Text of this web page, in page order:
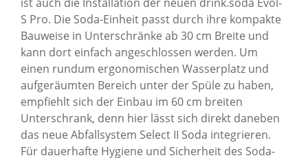
S Pro. Die Soda-Einheit passt durch ihre kompakte
Bauweise in Unterschränke ab 30 cm Breite und
kann dort einfach angeschlossen werden. Um
einen rundum ergonomischen Wasserplatz und
aufgeräumten Bereich unter der Spüle zu haben,
empfiehlt sich der Einbau im 60 cm breiten
Unterschrank, denn hier lässt sich direkt daneben
das neue Abfallsystem Select II Soda integrieren.
Für dauerhafte Hygiene und Sicherheit des Soda-